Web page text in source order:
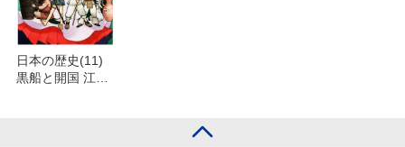
日本の歴史(11)
黒船と開国 江戸